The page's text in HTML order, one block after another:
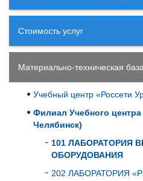
Стоимость услуг
Материально-техническая база
Учебный центр «Россети
Филиал Учебного центра
Челябинск)
101 ЛАБОРАТОРИЯ
ОБОРУДОВАНИЯ
202 ЛАБОРАТОРИЯ